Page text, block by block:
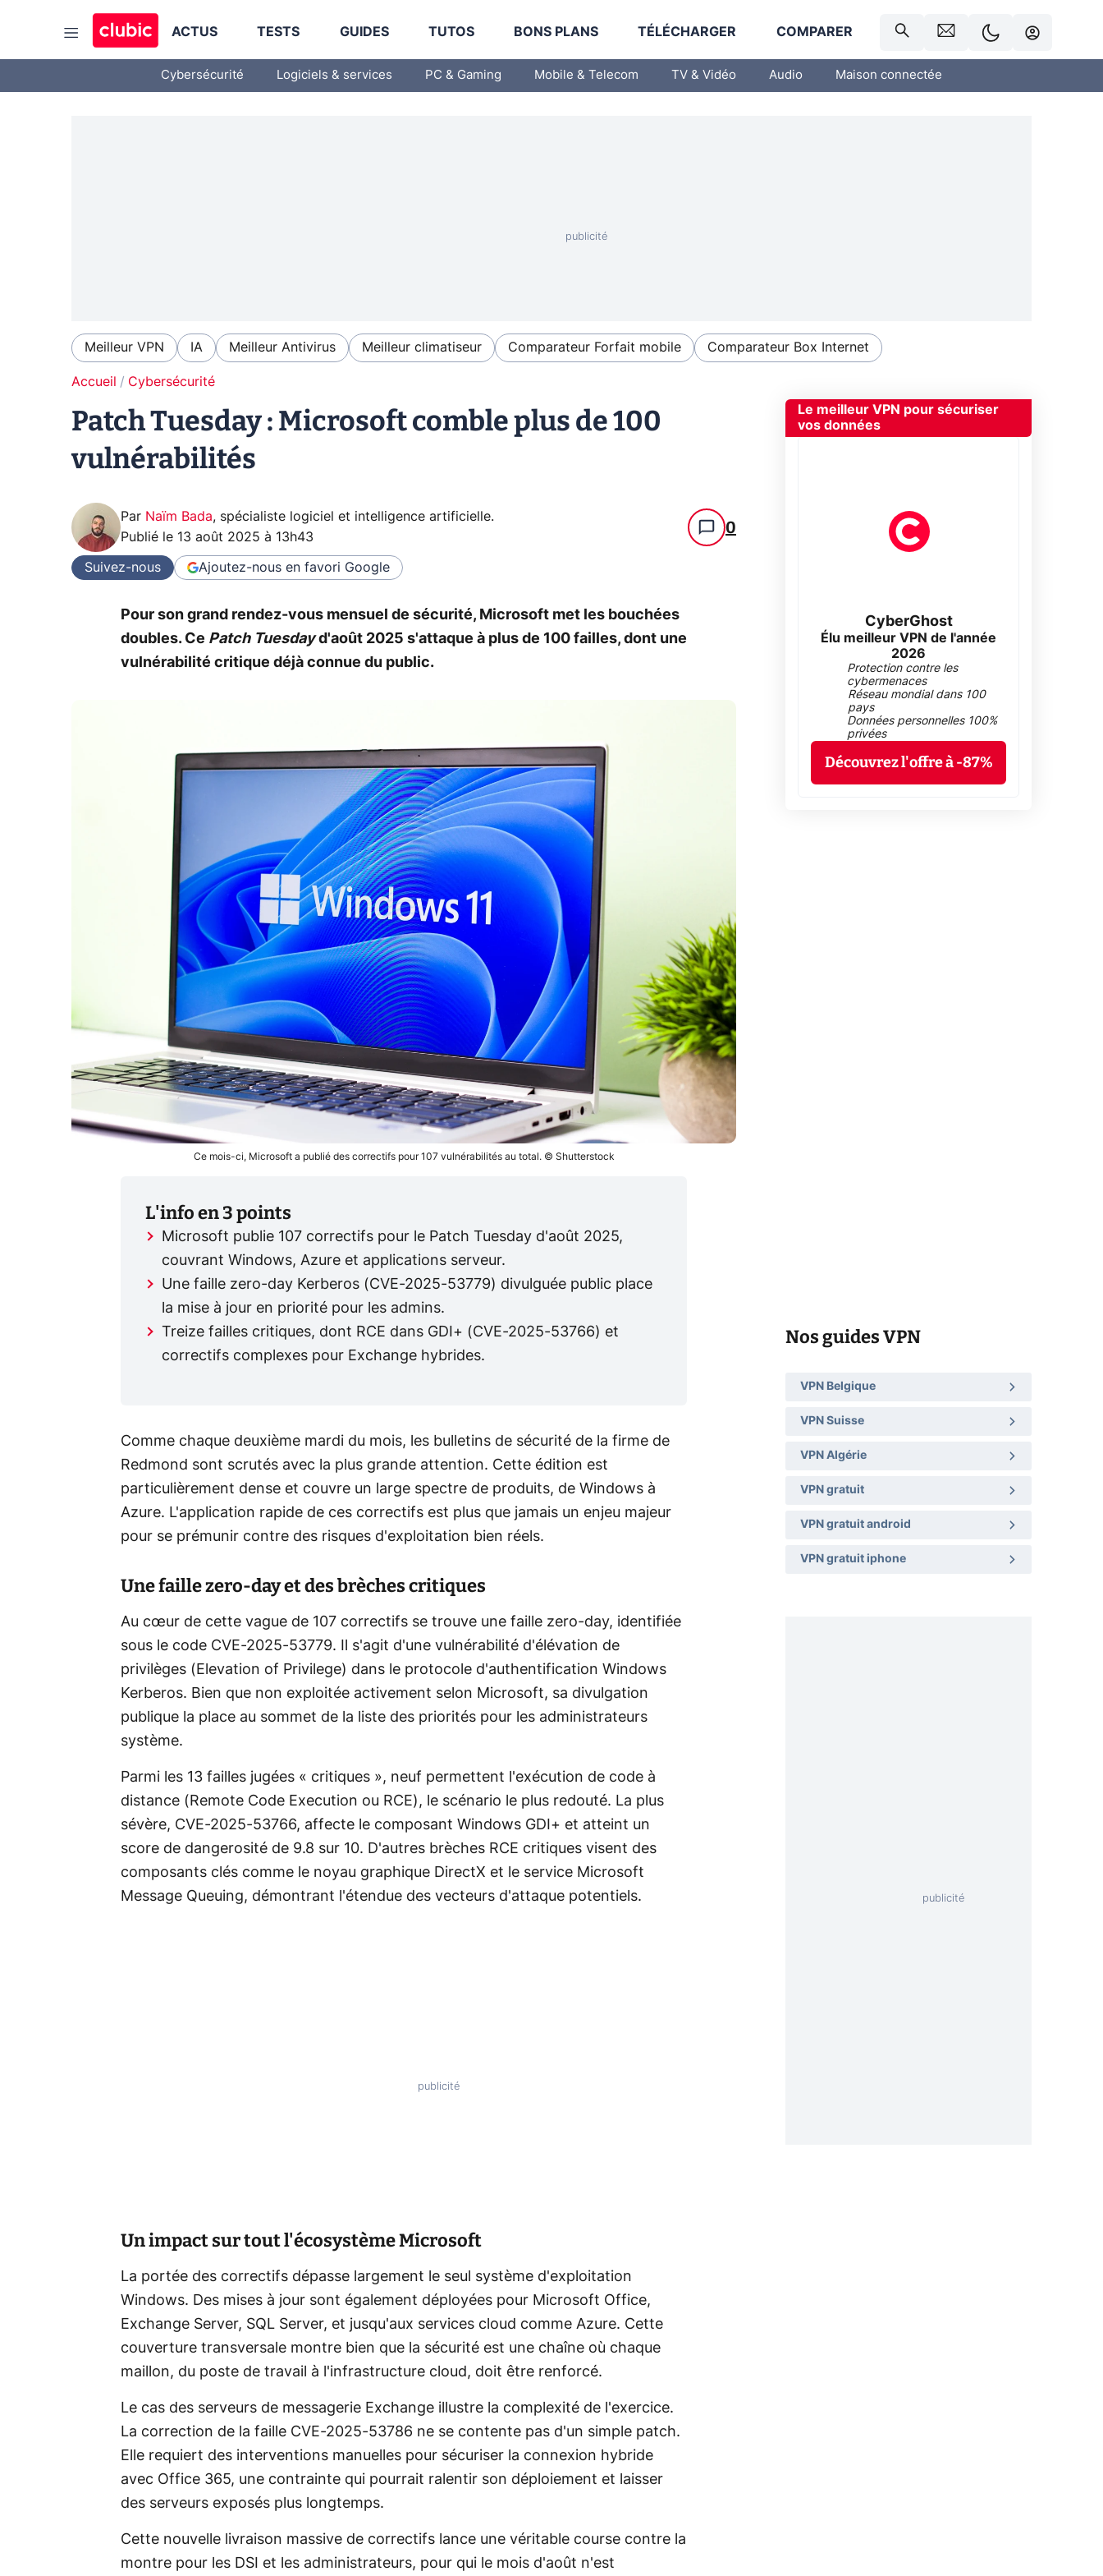
ACTUS TESTS GUIDES TUTOS BONS PLANS TÉLÉCHARGER COMPARER
Cybersécurité Logiciels & services PC & Gaming Mobile & Telecom TV & Vidéo Audio Maison connectée
Meilleur VPN IA Meilleur Antivirus Meilleur climatiseur Comparateur Forfait mobile Comparateur Box Internet
Accueil Cybersécurité
Patch Tuesday : Microsoft comble plus de 100
vulnérabilités
Par Naïm Bada, spécialiste logiciel et intelligence artificielle.
Publié le 13 août 2025 à 13h43 0
Suivez-nous Ajoutez-nous en favori Google
Pour son grand rendez-vous mensuel de sécurité, Microsoft met les bouchées
doubles. Ce Patch Tuesdayd'août 2025 s'attaque à plus de 100 failles, dont une
vulnérabilité critique déjà connue du public.
Ce mois-ci, Microsoft a publié des correctifs pour 107 vulnérabilités au total. © Shutterstock
L'info en 3 points
Microsoft publie 107 correctifs pour le Patch Tuesday d'août 2025,
couvrant Windows, Azure et applications serveur.
Une faille zero-day Kerberos (CVE-2025-53779) divulguée public place
la mise à jour en priorité pour les admins.
Treize failles critiques, dont RCE dans GDI+ (CVE-2025-53766) et
correctifs complexes pour Exchange hybrides.
Comme chaque deuxième mardi du mois, les bulletins de sécurité de la firme de
Redmond sont scrutés avec la plus grande attention. Cette édition est
particulièrement dense et couvre un large spectre de produits, de Windows à
Azure. L'application rapide de ces correctifs est plus que jamais un enjeu majeur
pour se prémunir contre des risques d'exploitation bien réels.
Une faille zero-day et des brèches critiques
Au cœur de cette vague de 107 correctifs se trouve une faille zero-day, identifiée
sous le code CVE-2025-53779. Il s'agit d'une vulnérabilité d'élévation de
privilèges (Elevation of Privilege) dans le protocole d'authentification Windows
Kerberos. Bien que non exploitée activement selon Microsoft, sa divulgation
publique la place au sommet de la liste des priorités pour les administrateurs
système.
Parmi les 13 failles jugées « critiques », neuf permettent l'exécution de code à
distance (Remote Code Execution ou RCE), le scénario le plus redouté. La plus
sévère, CVE-2025-53766, affecte le composant Windows GDI+ et atteint un
score de dangerosité de 9.8 sur 10. D'autres brèches RCE critiques visent des
composants clés comme le noyau graphique DirectX et le service Microsoft
Message Queuing, démontrant l'étendue des vecteurs d'attaque potentiels.
Un impact sur tout l'écosystème Microsoft
La portée des correctifs dépasse largement le seul système d'exploitation
Windows. Des mises à jour sont également déployées pour Microsoft Office,
Exchange Server, SQL Server, et jusqu'aux services cloud comme Azure. Cette
couverture transversale montre bien que la sécurité est une chaîne où chaque
maillon, du poste de travail à l'infrastructure cloud, doit être renforcé.
Le cas des serveurs de messagerie Exchange illustre la complexité de l'exercice.
La correction de la faille CVE-2025-53786 ne se contente pas d'un simple patch.
Elle requiert des interventions manuelles pour sécuriser la connexion hybride
avec Office 365, une contrainte qui pourrait ralentir son déploiement et laisser
des serveurs exposés plus longtemps.
Cette nouvelle livraison massive de correctifs lance une véritable course contre la
montre pour les DSI et les administrateurs, pour qui le mois d'août n'est
Le meilleur VPN pour sécuriser
vos données
CyberGhost
Élu meilleur VPN de l'année
2026
Protection contre les
cybermenaces
Réseau mondial dans 100
pays
Données personnelles 100%
privées
Découvrez l'offre à -87%
Nos guides VPN
VPN Belgique
VPN Suisse
VPN Algérie
VPN gratuit
VPN gratuit android
VPN gratuit iphone